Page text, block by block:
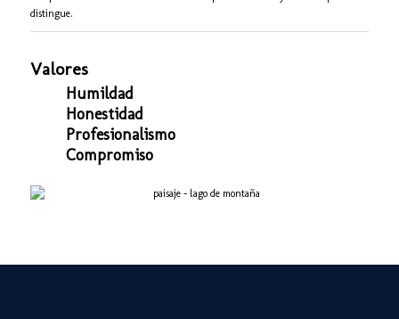
distingue.
Valores
Humildad
Honestidad
Profesionalismo
Compromiso